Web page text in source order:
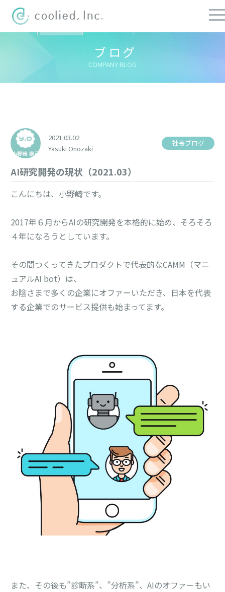
ブログ
COMPANY BLOG
ての記事
2021.03.02
Yasuki Onozaki
社長ブログ
AI研究開発の現状（2021.03）
こんにちは、小野崎です。
2017年６月からAIの研究開発を本格的に始め、そろそろ
４年になろうとしています。
その間つくってきたプロダクトで代表的なCAMM（マニ
ュアルAI bot）は、
お陰さまで多くの企業にオファーいただき、日本を代表
する企業でのサービス提供も始まってます。
また、その後も”診断系”、”分析系”、AIのオファーもい